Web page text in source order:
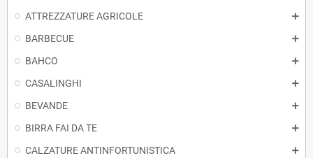
ATTREZZATURE AGRICOLE
BARBECUE
BAHCO
CASALINGHI
BEVANDE
BIRRA FAI DA TE
CALZATURE ANTINFORTUNISTICA